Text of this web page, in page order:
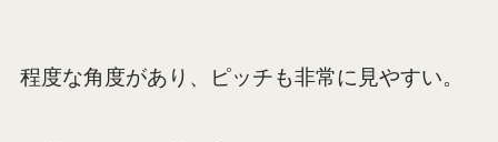
程度な角度があり、ピッチも非常に見やすい。